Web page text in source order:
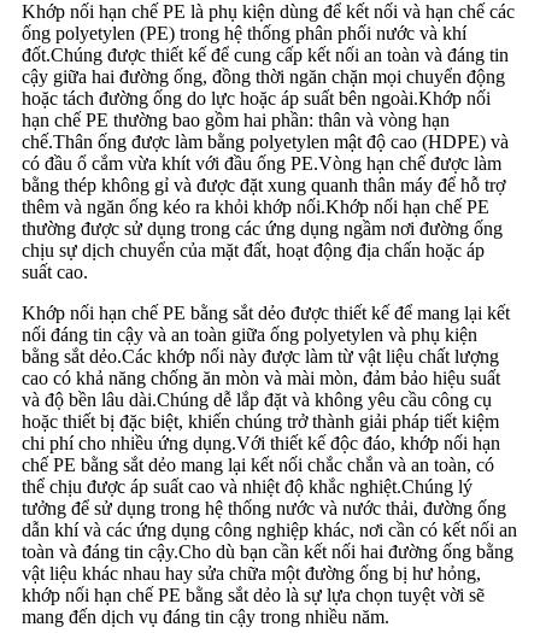
Khớp nối hạn chế PE là phụ kiện dùng để kết nối và hạn chế các
ống polyetylen (PE) trong hệ thống phân phối nước và khí
đốt.Chúng được thiết kế để cung cấp kết nối an toàn và đáng tin
cậy giữa hai đường ống, đồng thời ngăn chặn mọi chuyển động
hoặc tách đường ống do lực hoặc áp suất bên ngoài.Khớp nối
hạn chế PE thường bao gồm hai phần: thân và vòng hạn
chế.Thân ống được làm bằng polyetylen mật độ cao (HDPE) và
có đầu ổ cắm vừa khít với đầu ống PE.Vòng hạn chế được làm
bằng thép không gỉ và được đặt xung quanh thân máy để hỗ trợ
thêm và ngăn ống kéo ra khỏi khớp nối.Khớp nối hạn chế PE
thường được sử dụng trong các ứng dụng ngầm nơi đường ống
chịu sự dịch chuyển của mặt đất, hoạt động địa chấn hoặc áp
suất cao.
Khớp nối hạn chế PE bằng sắt dẻo được thiết kế để mang lại kết
nối đáng tin cậy và an toàn giữa ống polyetylen và phụ kiện
bằng sắt dẻo.Các khớp nối này được làm từ vật liệu chất lượng
cao có khả năng chống ăn mòn và mài mòn, đảm bảo hiệu suất
và độ bền lâu dài.Chúng dễ lắp đặt và không yêu cầu công cụ
hoặc thiết bị đặc biệt, khiến chúng trở thành giải pháp tiết kiệm
chi phí cho nhiều ứng dụng.Với thiết kế độc đáo, khớp nối hạn
chế PE bằng sắt dẻo mang lại kết nối chắc chắn và an toàn, có
thể chịu được áp suất cao và nhiệt độ khắc nghiệt.Chúng lý
tưởng để sử dụng trong hệ thống nước và nước thải, đường ống
dẫn khí và các ứng dụng công nghiệp khác, nơi cần có kết nối an
toàn và đáng tin cậy.Cho dù bạn cần kết nối hai đường ống bằng
vật liệu khác nhau hay sửa chữa một đường ống bị hư hỏng,
khớp nối hạn chế PE bằng sắt dẻo là sự lựa chọn tuyệt vời sẽ
mang đến dịch vụ đáng tin cậy trong nhiều năm.